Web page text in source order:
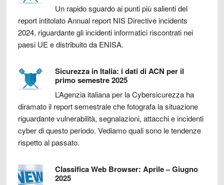
Un rapido sguardo ai punti più salienti del
report intitolato Annual report NIS Directive incidents
2024, riguardante gli incidenti informatici riscontrati nei
paesi UE e distribuito da ENISA.
Sicurezza in Italia: i dati di ACN per il
primo semestre 2025
L’Agenzia italiana per la Cybersicurezza ha
diramato il report semestrale che fotografa la situazione
riguardante vulnerabilità, segnalazioni, attacchi e incidenti
cyber di questo periodo. Vediamo quali sono le tendenze
rispetto al passato.
Classifica Web Browser: Aprile – Giugno
2025